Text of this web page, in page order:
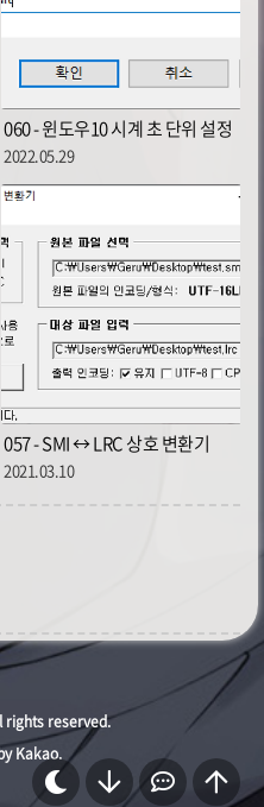
060 - 윈도우10 시계 초 단위 설정
2022.05.29
057 - SMI ↔ LRC 상호 변환기
2021.03.10
rights reserved.
Kakao.